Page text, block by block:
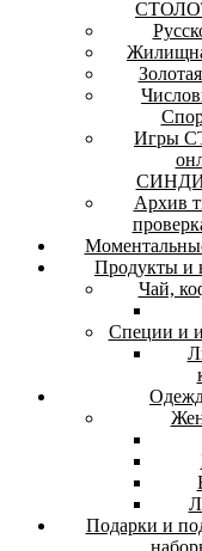
Игры
Архив
Продукты и
Чай,
Специи и
Подарки и